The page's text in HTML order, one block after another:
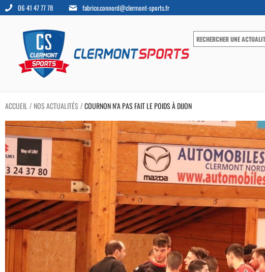
06 41 47 77 78 fabrice.connord@clermont-sports.fr
ACCUEIL / NOS ACTUALITÉS/COURNON N’A PAS FAIT LE POIDS À DIJON